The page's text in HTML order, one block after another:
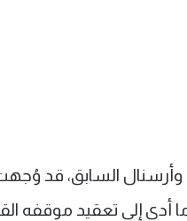
وأرسنال السابق، قد
أدى إلى تعقيد موقفه